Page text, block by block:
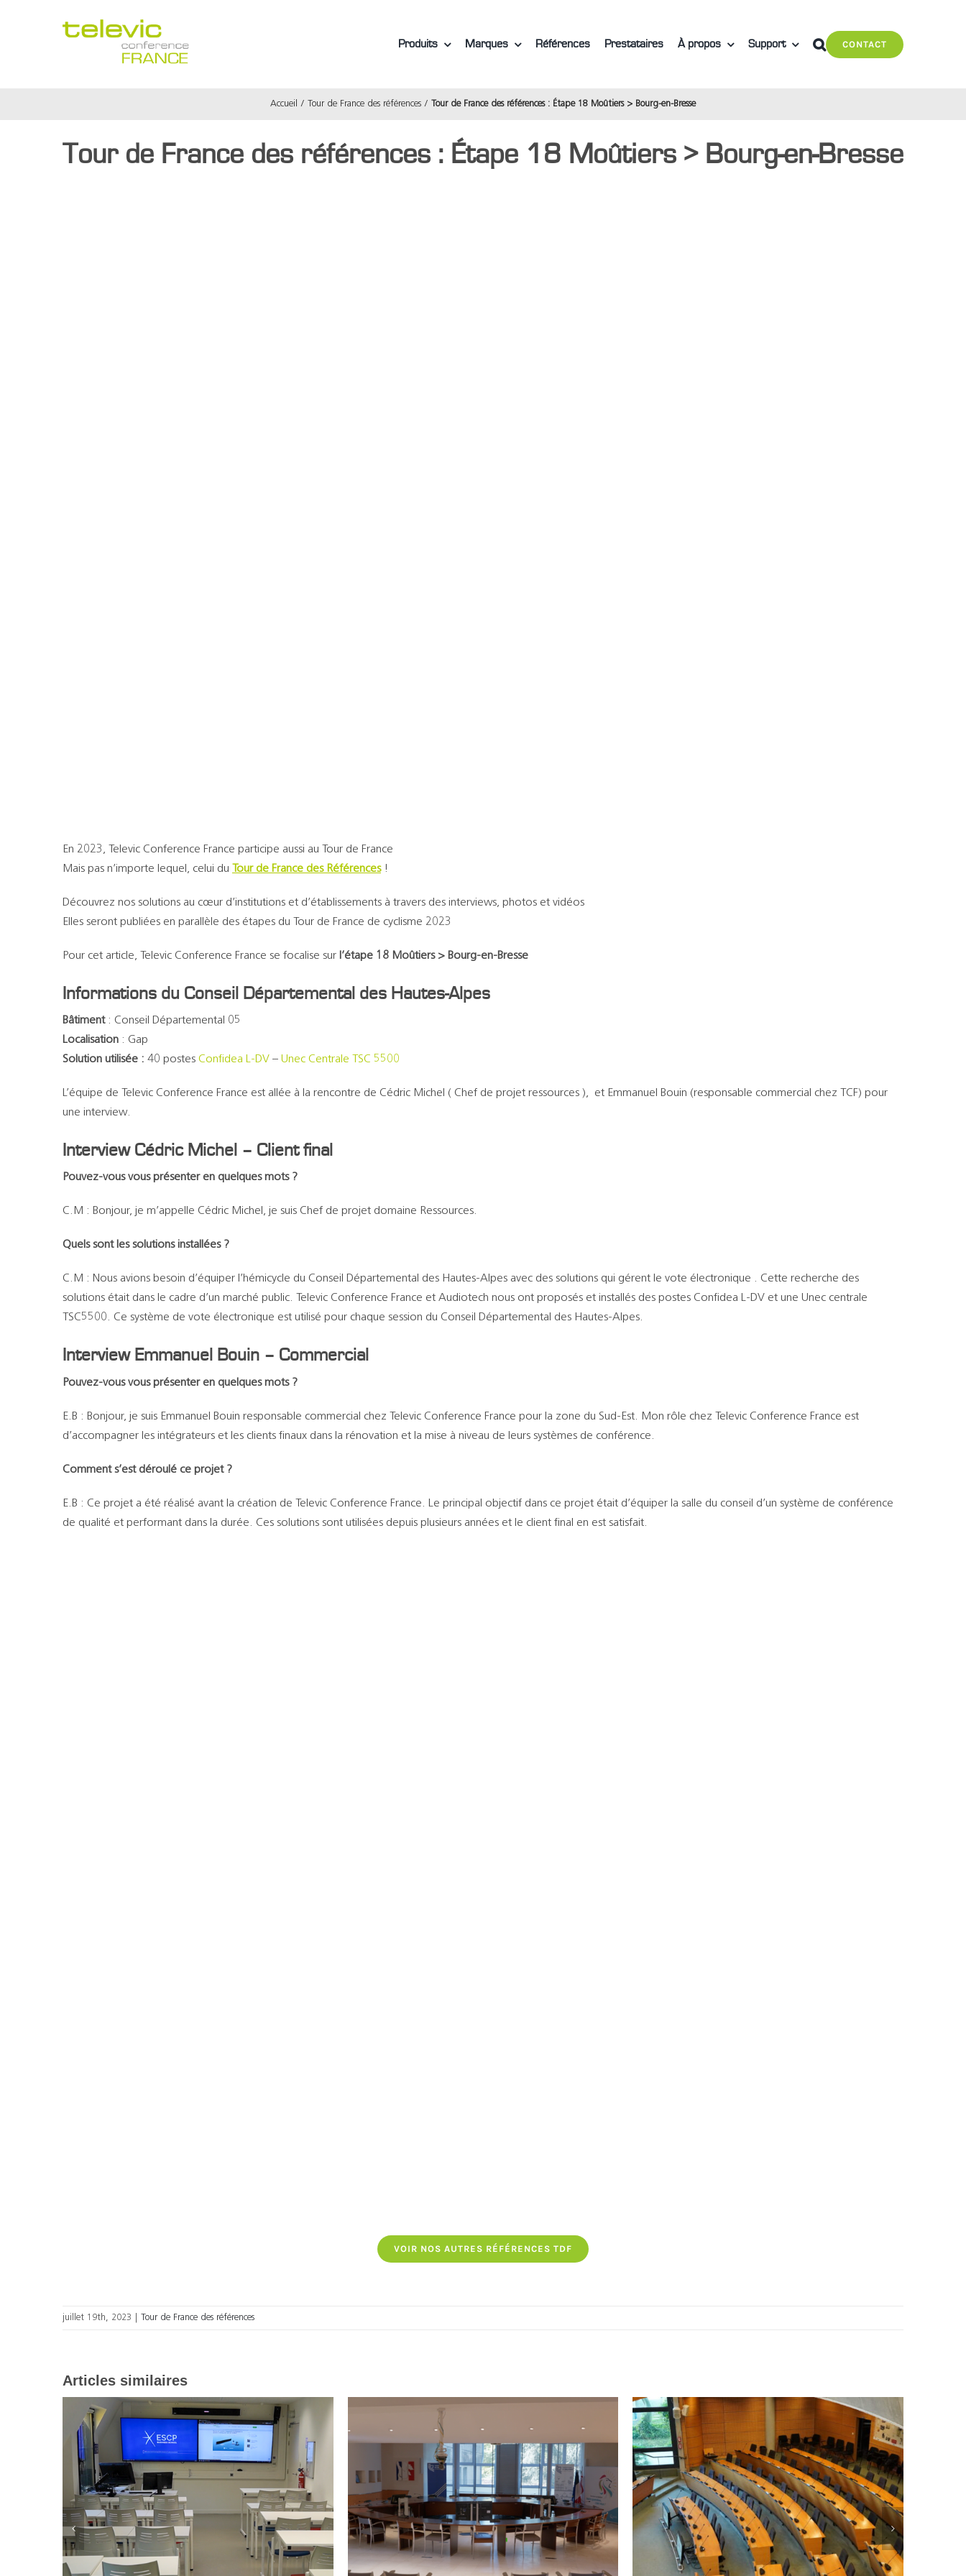
Produits Marques Références Prestataires À propos Support CONTACT
Accueil Tour de France des références Tour de France des références : Étape 18 Moûtiers > Bourg-en-Bresse
Tour de France des références : Étape 18 Moûtiers > Bourg-en-Bresse
En 2023, Televic Conference France participe aussi au Tour de France
Mais pas n’importe lequel, celui du
Tour de France des Références !
Découvrez nos solutions au cœur d’institutions et d’établissements à travers des interviews, photos et vidéos
Elles seront publiées en parallèle des étapes du Tour de France de cyclisme 2023
Pour cet article, Televic Conference France se focalise sur l’étape 18 Moûtiers > Bourg-en-Bresse
Informations du Conseil Départemental des Hautes-Alpes
Bâtiment: Conseil Départemental 05
Localisation: Gap
Solution utilisée : 40 postes Confidea L-DV– Unec Centrale TSC 5500
L’équipe de Televic Conference France est allée à la rencontre de Cédric Michel ( Chef de projet ressources ), et Emmanuel Bouin (responsable commercial chez TCF) pour
une interview.
Interview Cédric Michel – Client final
Pouvez-vous vous présenter en quelques mots ?
C.M : Bonjour, je m’appelle Cédric Michel, je suis Chef de projet domaine Ressources.
Quels sont les solutions installées ?
C.M : Nous avions besoin d’équiper l’hémicycle du Conseil Départemental des Hautes-Alpes avec des solutions qui gérent le vote électronique . Cette recherche des
solutions était dans le cadre d’un marché public. Televic Conference France et Audiotech nous ont proposés et installés des postes Confidea L-DV et une Unec centrale
TSC5500. Ce système de vote électronique est utilisé pour chaque session du Conseil Départemental des Hautes-Alpes.
Interview Emmanuel Bouin – Commercial
Pouvez-vous vous présenter en quelques mots ?
E.B : Bonjour, je suis Emmanuel Bouin responsable commercial chez Televic Conference France pour la zone du Sud-Est. Mon rôle chez Televic Conference France est
d’accompagner les intégrateurs et les clients finaux dans la rénovation et la mise à niveau de leurs systèmes de conférence.
Comment s’est déroulé ce projet ?
E.B : Ce projet a été réalisé avant la création de Televic Conference France. Le principal objectif dans ce projet était d’équiper la salle du conseil d’un système de conférence
de qualité et performant dans la durée. Ces solutions sont utilisées depuis plusieurs années et le client final en est satisfait.
VOIR NOS AUTRES RÉFÉRENCES TDF
juillet 19th, 2023 Tour de France des références
Articles similaires